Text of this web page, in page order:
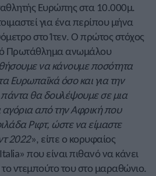
Ευρώπης στα 10.000μ.
για ένα περίπου μήνα
στο Ίτεν. Ο πρώτος στόχος
Πρωτάθλημα ανωμάλου
να κάνουμε ποσότητα
Ευρωπαϊκά όσο και για την
θα δουλέψουμε σε μια
από την Αφρική που
Ριφτ, ώστε να είμαστε
2022», είπε ο κορυφαίος
που είναι πιθανό να κάνει
ντεμπούτο του στο μαραθώνιο.